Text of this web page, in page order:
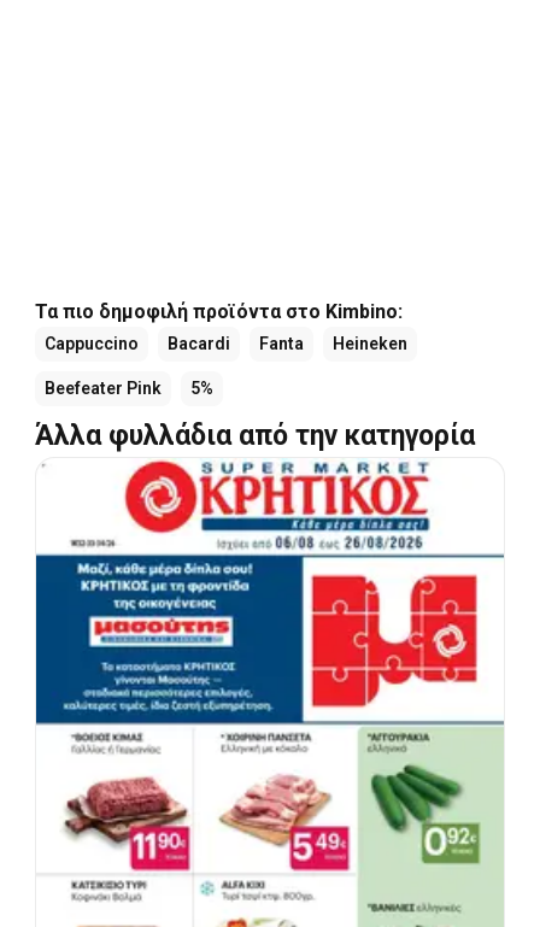
Τα πιο δημοφιλή προϊόντα στο Kimbino:
Cappuccino Bacardi Fanta Heineken
Beefeater Pink 5%
Άλλα φυλλάδια από την κατηγορία